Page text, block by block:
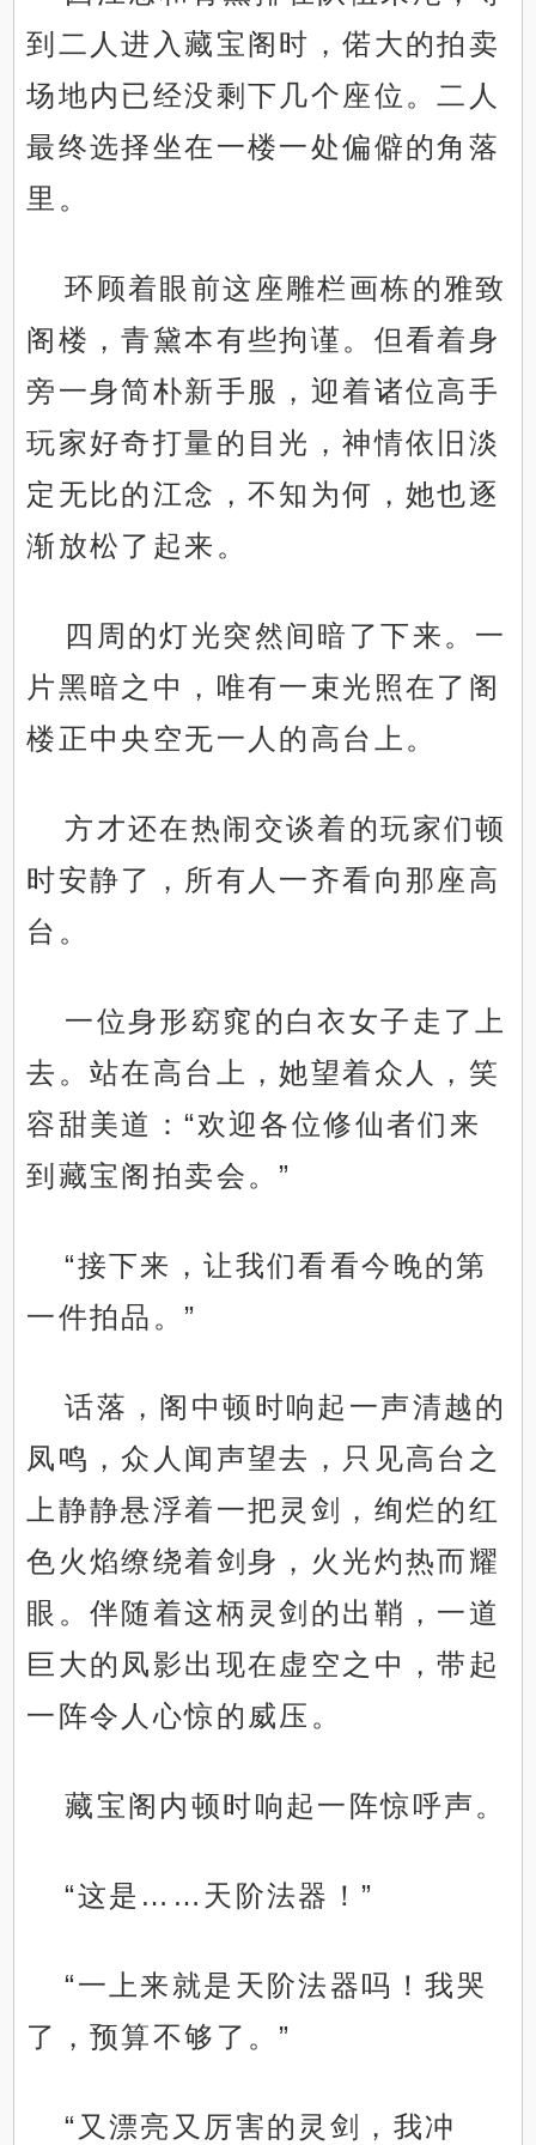
到二人进入藏宝阁时，偌大的拍卖
场地内已经没剩下几个座位。二人
最终选择坐在一楼一处偏僻的角落
里。
环顾着眼前这座雕栏画栋的雅致
阁楼，青黛本有些拘谨。但看着身
旁一身简朴新手服，迎着诸位高手
玩家好奇打量的目光，神情依旧淡
定无比的江念，不知为何，她也逐
渐放松了起来。
四周的灯光突然间暗了下来。一
片黑暗之中，唯有一束光照在了阁
楼正中央空无一人的高台上。
方才还在热闹交谈着的玩家们顿
时安静了，所有人一齐看向那座高
台。
一位身形窈窕的白衣女子走了上
去。站在高台上，她望着众人，笑
容甜美道：“欢迎各位修仙者们来
到藏宝阁拍卖会。”
“接下来，让我们看看今晚的第
一件拍品。”
话落，阁中顿时响起一声清越的
凤鸣，众人闻声望去，只见高台之
上静静悬浮着一把灵剑，绚烂的红
色火焰缭绕着剑身，火光灼热而耀
眼。伴随着这柄灵剑的出鞘，一道
巨大的凤影出现在虚空之中，带起
一阵令人心惊的威压。
藏宝阁内顿时响起一阵惊呼声。
“这是……天阶法器！”
“一上来就是天阶法器吗！我哭
了，预算不够了。”
“又漂亮又厉害的灵剑，我冲